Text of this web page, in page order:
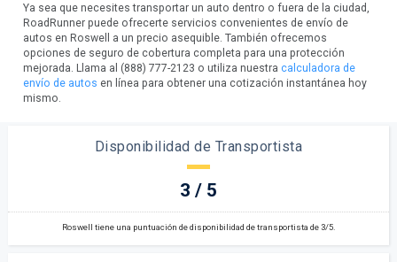
Ya sea que necesites transportar un auto dentro o fuera de la ciudad,
RoadRunner puede ofrecerte servicios convenientes de envío de
autos en Roswell a un precio asequible. También ofrecemos
opciones de seguro de cobertura completa para una protección
mejorada. Llama al (888) 777-2123 o utiliza nuestracalculadora de
envío de autos en línea para obtener una cotización instantánea hoy
mismo.
Disponibilidad de Transportista
3 / 5
Roswell tiene una puntuación de disponibilidad de transportista de 3/5.